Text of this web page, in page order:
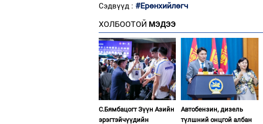
Сэдвүүд : #Ерөнхийлөгч
ХОЛБООТОЙ МЭДЭЭ
С.Бямбацогт Зүүн Азийн
эрэгтэйчүүдийн
Автобензин, дизель
түлшний онцгой албан